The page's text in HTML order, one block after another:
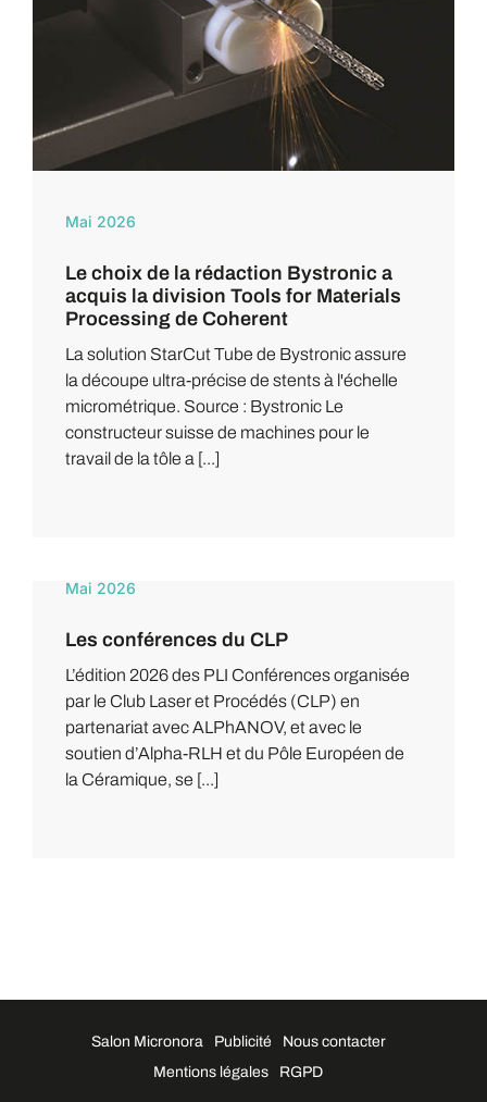
Mai 2026
Le choix de la rédaction Bystronic a
acquis la division Tools for Materials
Processing de Coherent
La solution StarCut Tube de Bystronic assure
la découpe ultra-précise de stents à l'échelle
micrométrique. Source : Bystronic Le
constructeur suisse de machines pour le
travail de la tôle a [...]
Mai 2026
Les conférences du CLP
L’édition 2026 des PLI Conférences organisée
par le Club Laser et Procédés (CLP) en
partenariat avec ALPhANOV, et avec le
soutien d’Alpha-RLH et du Pôle Européen de
la Céramique, se [...]
Salon Micronora Publicité
Nous contacter
Mentions légales
RGPD